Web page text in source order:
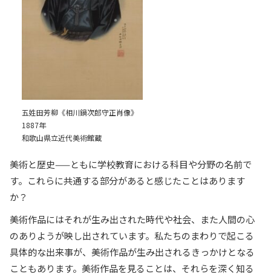
五姓田芳柳《相川鍋次郎守正肖像》
1887年
和歌山県立近代美術館蔵
美術と歴史——ともに学校教育における科目や分野の名前で
す。これらに共通する部分があると感じたことはあります
か？
美術作品にはそれが生み出された時代や社会、また人間の心
のありようが映し出されています。私たちのまわりで起こる
具体的な出来事が、美術作品が生み出されるきっかけとなる
こともあります。美術作品を見ることは、それらを深く知る